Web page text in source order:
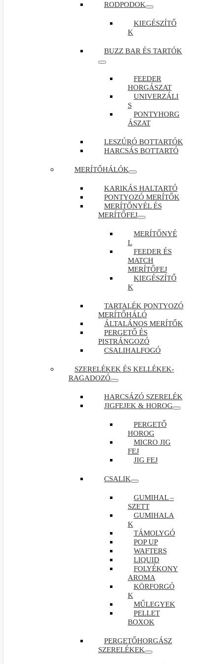
RODPODOK
KIEGÉSZÍTŐ
K
BUZZ BAR ÉS TARTÓK
FEEDER
HORGÁSZAT
UNIVERZÁLI
S
PONTYHORG
ÁSZAT
LESZÚRÓ BOTTARTÓK
HARCSÁS BOTTARTÓ
MERÍTŐHÁLÓK
KARIKÁS HALTARTÓ
PONTYOZÓ MERÍTŐK
MERÍTŐNYÉL ÉS
MERÍTŐFEJ
MERÍTŐNYÉ
L
FEEDER ÉS
MATCH
MERÍTŐFEJ
KIEGÉSZÍTŐ
K
TARTALÉK PONTYOZÓ
MERÍTŐHÁLÓ
ÁLTALÁNOS MERÍTŐK
PERGETŐ ÉS
PISTRÁNGOZÓ
CSALIHALFOGÓ
SZERELÉKEK ÉS KELLÉKEK-
RAGADOZÓ
HARCSÁZÓ SZERELÉK
JIGFEJEK & HOROG
PERGETŐ
HOROG
MICRO JIG
FEJ
JIG FEJ
CSALIK
GUMIHAL –
SZETT
GUMIHALA
K
TÁMOLYGÓ
POP UP
WAFTERS
LIQUID
FOLYÉKONY
AROMA
KÖRFORGÓ
K
MŰLEGYEK
PELLET
BOXOK
PERGETŐHORGÁSZ
SZERELÉKEK